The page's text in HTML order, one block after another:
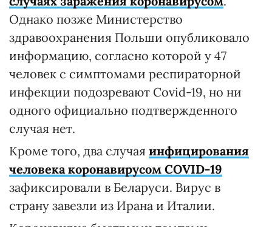
Однако позже Министерство
здравоохранения Польши опубликовало
информацию, согласно которой у 47
человек с симптомами респираторной
инфекции подозревают Covid-19, но ни
одного официально подтвержденного
случая нет.
Кроме того, два случая инфицирования
человека коронавирусом COVID-19
зафиксировали в Беларуси. Вирус в
страну завезли из Ирана и Италии.